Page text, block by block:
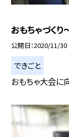
おもちゃづくり
公開日 2020/11/30
できごと
おもちゃ大会に